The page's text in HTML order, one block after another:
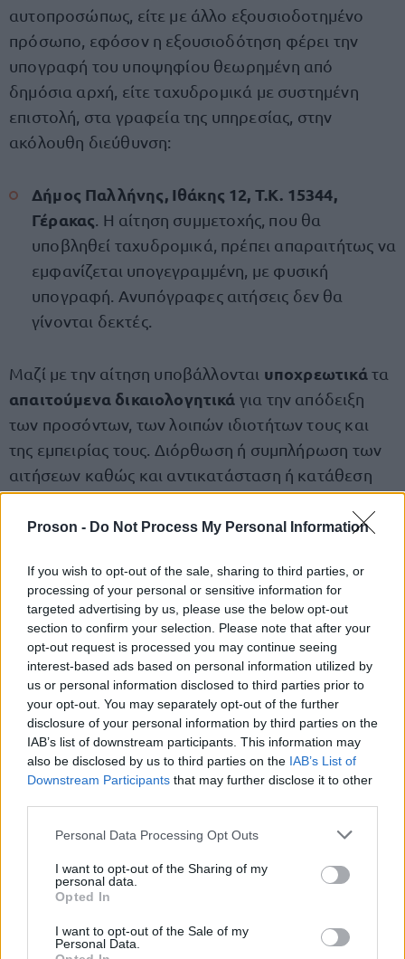
Proson - Do Not Process My Personal Information
If you wish to opt-out of the sale, sharing to third parties, or
processing of your personal or sensitive information for
targeted advertising by us, please use the below opt-out
section to confirm your selection. Please note that after your
opt-out request is processed you may continue seeing
interest-based ads based on personal information utilized by
us or personal information disclosed to third parties prior to
your opt-out. You may separately opt-out of the further
disclosure of your personal information by third parties on the
IAB’s list of downstream participants. This information may
also be disclosed by us to third parties on the IAB’s List of
Downstream Participants that may further disclose it to other
Please note that this website/app uses one or more Google
not limited to your visit or usage behaviour. You may click to
grant or deny consent to Google and its third-party tags to
use your data for below specified purposes in below Google
consent section.
Personal Data Processing Opt Outs
I want to opt-out of the Sharing of my
personal data.
Opted In
I want to opt-out of the Sale of my
Personal Data.
αυτοπροσώπως, είτε με άλλο εξουσιοδοτημένο
πρόσωπο, εφόσον η εξουσιοδότηση φέρει την
υπογραφή του υποψηφίου θεωρημένη από
δημόσια αρχή, είτε ταχυδρομικά με συστημένη
επιστολή, στα γραφεία της υπηρεσίας, στην
ακόλουθη διεύθυνση:
Δήμος Παλλήνης, Ιθάκης 12, Τ.Κ. 15344,
Γέρακας . Η αίτηση συμμετοχής, που θα
υποβληθεί ταχυδρομικά, πρέπει απαραιτήτως να
εμφανίζεται υπογεγραμμένη, με φυσική
υπογραφή. Ανυπόγραφες αιτήσεις δεν θα
γίνονται δεκτές.
Μαζί με την αίτηση υποβάλλονται υποχρεωτικάτα
απαιτούμενα δικαιολογητικά για την απόδειξη
των προσόντων, των λοιπών ιδιοτήτων τους και
της εμπειρίας τους. Διόρθωση ή συμπλήρωση των
αιτήσεων καθώς και αντικατάσταση ή κατάθεση
επιπλέον δικαιολογητικών, επιτρέπεται μόνο μέχρι
τη λήξη της προθεσμίας υποβολής των αιτήσεων
απόδειξη της εμπειρίας τους, οι υποψήφιοι
οφείλουν να προσκομίσουν βεβαίωση του χρόνου
εμπειρίας από την οικεία υπηρεσία όπου και
απασχολήθηκαν.
Η προθεσμία υποβολής αιτήσεων ξεκινάει
τηΔευτέρα, 14 Ιουλίου 2025και λήγει την
Παρασκευή, 25 Ιουλίου 2025.
ΔείτεΕΔΩτην προκήρυξη.
ΑΣΕΠ: Πιστοποίηση Αγγλικών σε